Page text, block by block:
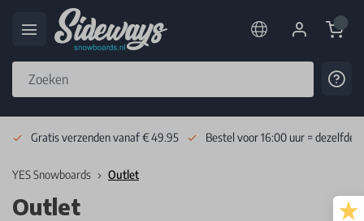
Cart
Gratis verzenden vanaf € 49.95 Bestel voor 16:00 uur = dezelfde
YES Snowboards Outlet
Outlet